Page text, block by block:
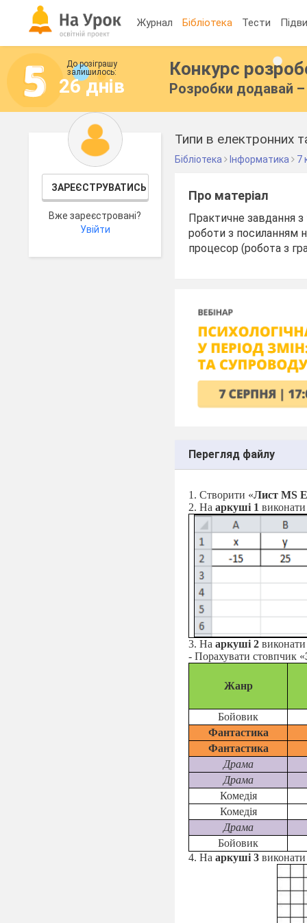
Журнал Бібліотека Тести
До розіграшу
залишилось:
26 днів
Конкурс
Розробки додавай –
ЗАРЕЄСТРУВАТИСЬ
Вже зареєстровані?
Увійти
Типи в електронних
Бібліотека Інформатика 7
Про матеріал
Практичне завдання
роботи з посиланням
процесор (робота з
Перегляд файлу
1. Створити «ЛистMS
2. Нааркуші 1 виконати
3. Нааркуші 2 виконати
- Порахувати стовпчик «
Жанр
Бойовик
Фантастика
Фантастика
Драма
Драма
Комедія
Комедія
Драма
Бойовик
4. Нааркуші 3 виконати